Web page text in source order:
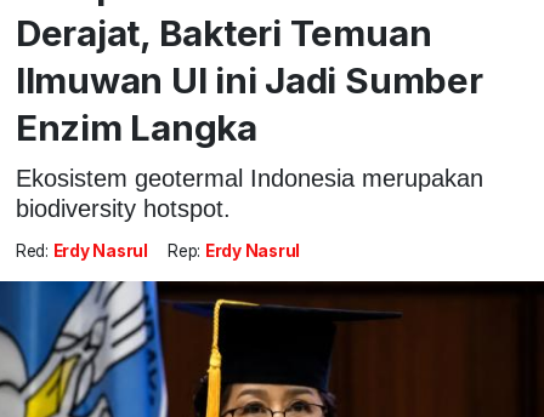
Derajat, Bakteri Temuan
Ilmuwan UI ini Jadi Sumber
Enzim Langka
Ekosistem geotermal Indonesia merupakan
biodiversity hotspot.
Red: Erdy Nasrul Rep: Erdy Nasrul